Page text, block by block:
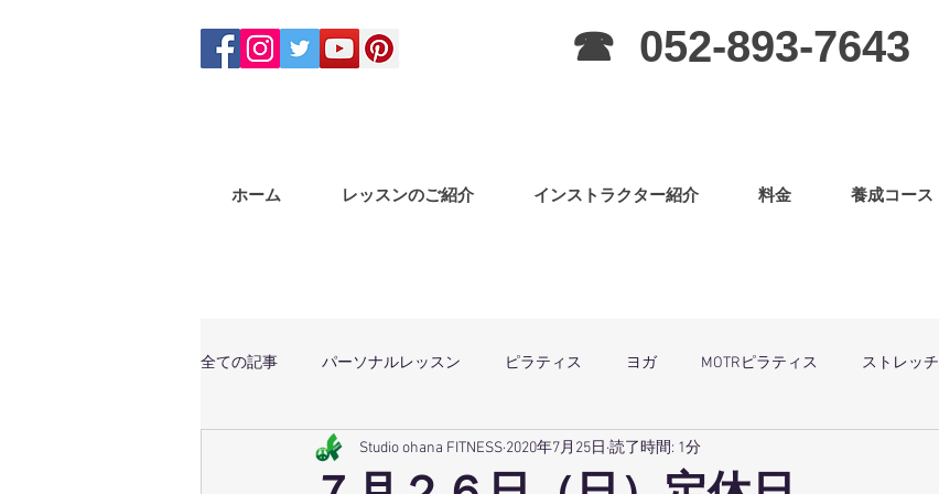
☎ 052-893-7643
ホーム レッスンのご紹介 インストラクター紹介 料金 養成コース
全ての記事 パーソナルレッスン ピラティス ヨガ MOTRピラティス ストレッチ
体幹トレーニング マサラバングラ ピラティス（子連OK）
Studio ohana FITNESS 2020年7月25日 読了時間: 1分